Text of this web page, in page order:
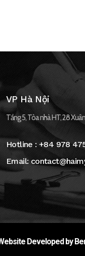
VP Hà Nội
Tầng 5, Tòa nhà HT, 28
Hotline :+84 978
Email:
Developed by